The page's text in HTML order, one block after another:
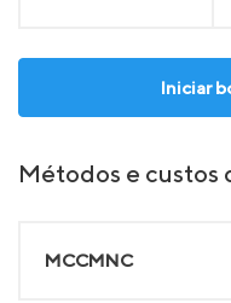
Iniciar
Métodos e custos
MCCMNC